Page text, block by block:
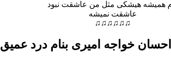
همیشه هیشکی مثل من عاشقت نبود
عاشقت نمیشه
♫♫♫♫♫♫
خواجه امیری بنام درد عمیق